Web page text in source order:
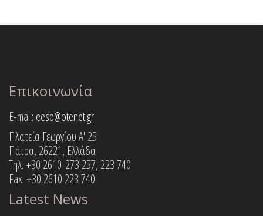
Επικοινωνία
E-mail: eesp@otenet.gr
Πλατεία Γεωργίου Α' 25
Πάτρα, 26221, Ελλάδα
Τηλ. +30 2610-273 257, 223 740
Fax: +30 2610 223 740
Latest News